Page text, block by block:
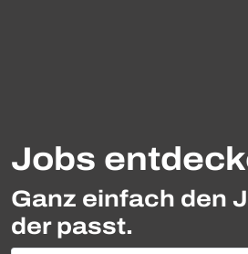
Jobs
Ganz einfach den
der passt.